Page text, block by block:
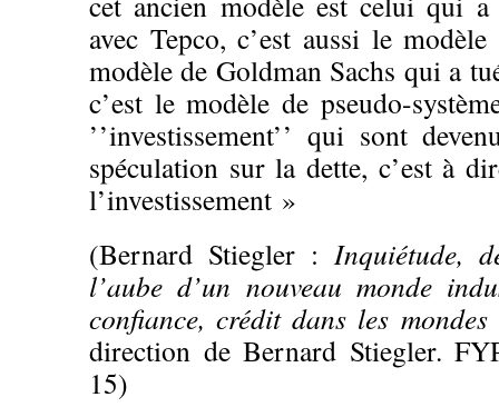
avec Tepco, c’est aussi le
modèle de Goldman Sachs qui a
c’est le modèle de pseudo-
’’investissement’’ qui sont
spéculation sur la dette, c’est à
l’investissement »
(Bernard Stiegler :Inquiétude,
l’aube d’un nouveau monde
confiance, crédit dans les
direction de Bernard Stiegler.
15)